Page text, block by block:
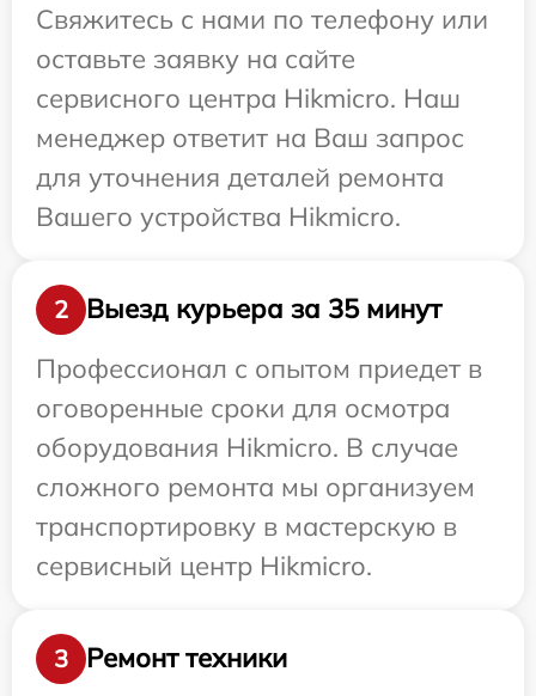
Свяжитесь с нами по телефону или
оставьте заявку на сайте
сервисного центра Hikmicro. Наш
менеджер ответит на Ваш запрос
для уточнения деталей ремонта
Вашего устройства Hikmicro.
2
Выезд курьера за 35 минут
Профессионал с опытом приедет в
оговоренные сроки для осмотра
оборудования Hikmicro. В случае
сложного ремонта мы организуем
транспортировку в мастерскую в
сервисный центр Hikmicro.
3 Ремонт техники